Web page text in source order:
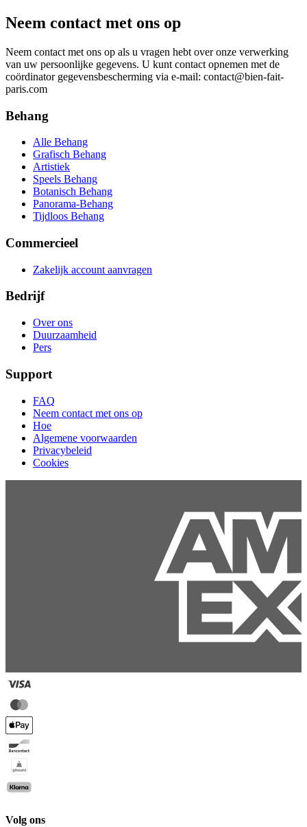
Neem contact met ons op
Neem contact met ons op als u vragen hebt over onze verwerking
van uw persoonlijke gegevens. U kunt contact opnemen met de
coördinator gegevensbescherming via e-mail: contact@bien-fait-
paris.com
Behang
Alle Behang
Grafisch Behang
Artistiek
Speels Behang
Botanisch Behang
Panorama-Behang
Tijdloos Behang
Commercieel
Zakelijk account aanvragen
Bedrijf
Over ons
Duurzaamheid
Pers
Support
FAQ
Neem contact met ons op
Hoe
Algemene voorwaarden
Privacybeleid
Cookies
Volg ons